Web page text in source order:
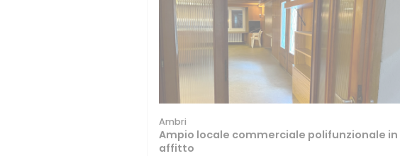
Ambri
Ampio locale commerciale polifunzionale in
affitto